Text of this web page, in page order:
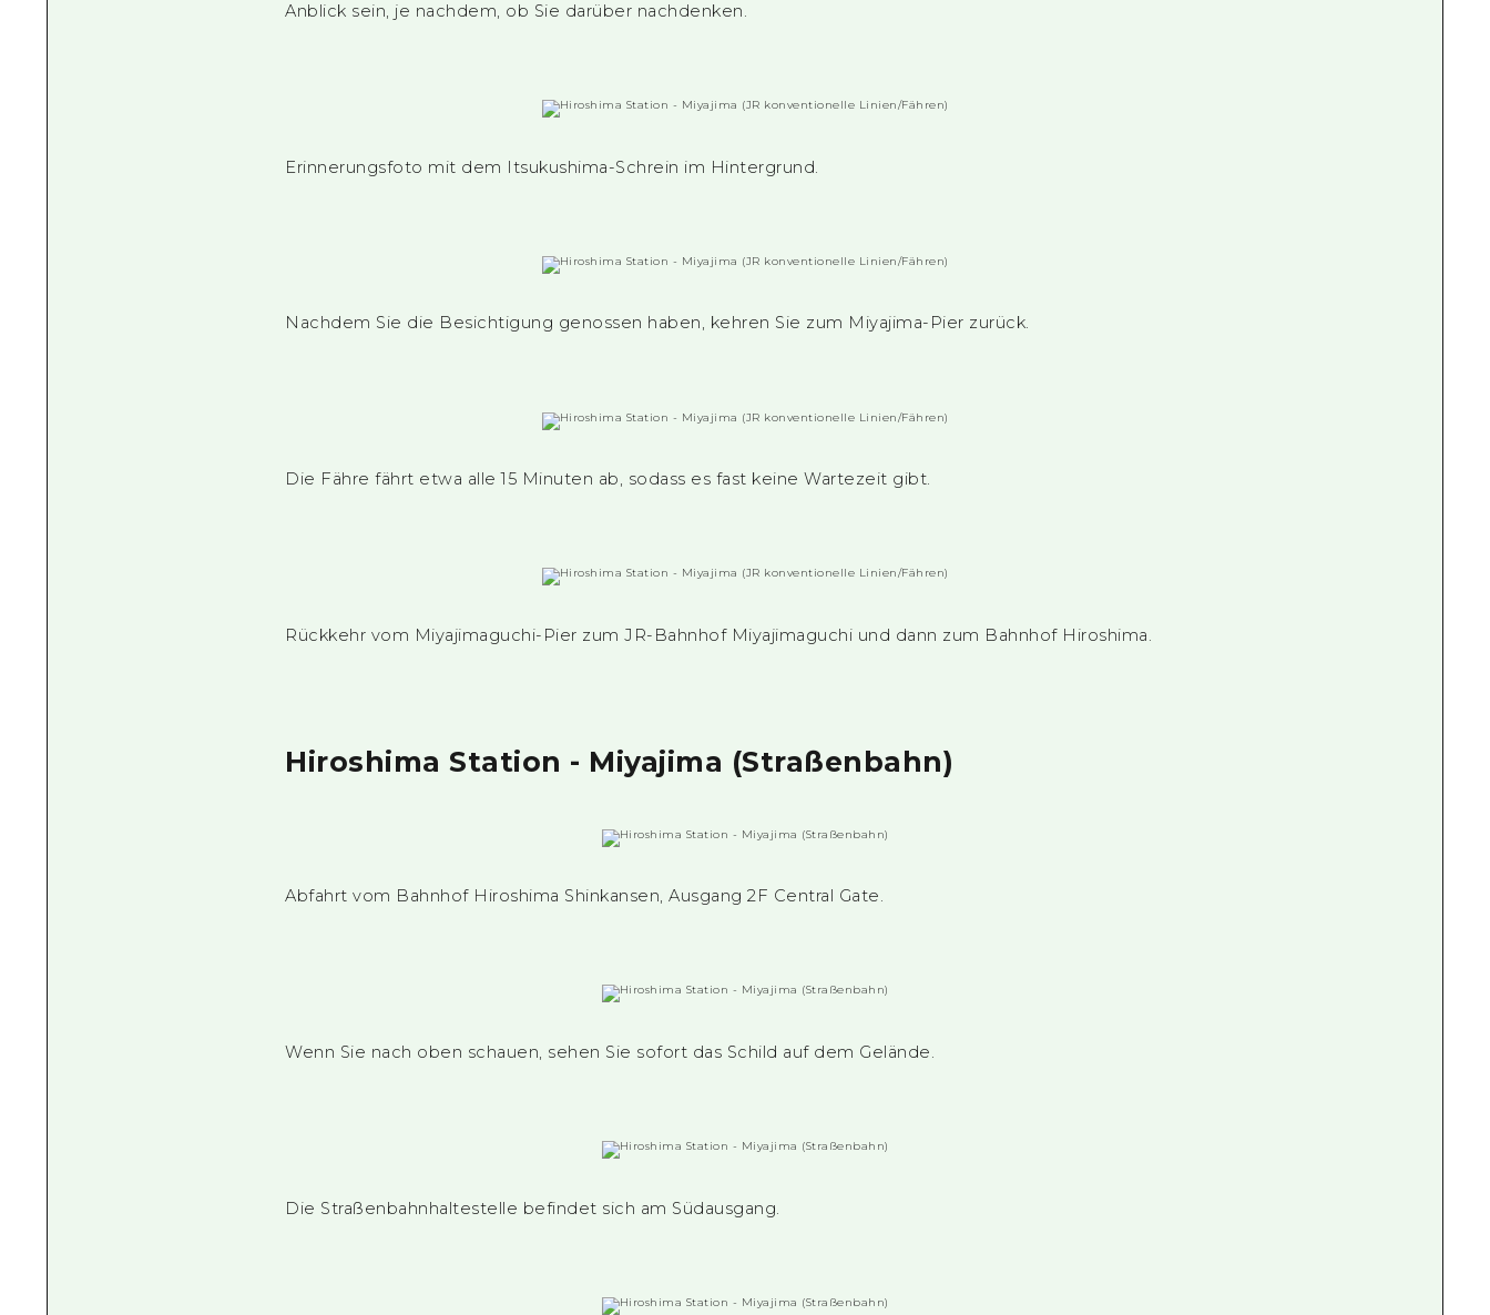
Anblick sein, je nachdem, ob Sie darüber nachdenken.
Erinnerungsfoto mit dem Itsukushima-Schrein im Hintergrund.
Nachdem Sie die Besichtigung genossen haben, kehren Sie zum Miyajima-Pier zurück.
Die Fähre fährt etwa alle 15 Minuten ab, sodass es fast keine Wartezeit gibt.
Rückkehr vom Miyajimaguchi-Pier zum JR-Bahnhof Miyajimaguchi und dann zum Bahnhof Hiroshima.
Hiroshima Station - Miyajima (Straßenbahn)
Abfahrt vom Bahnhof Hiroshima Shinkansen, Ausgang 2F Central Gate.
Wenn Sie nach oben schauen, sehen Sie sofort das Schild auf dem Gelände.
Die Straßenbahnhaltestelle befindet sich am Südausgang.